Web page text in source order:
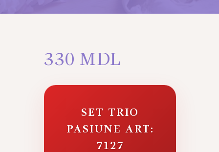
CONTACTE
330 MDL
SET TRIO
PASIUNE ART:
7127